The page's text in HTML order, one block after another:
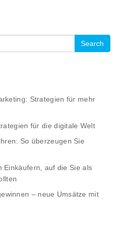
Strategien für mehr
für die digitale Welt
So überzeugen Sie
Einkäufern, auf die Sie als
– neue Umsätze mit